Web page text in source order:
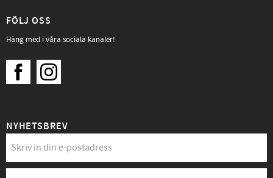
FÖLJ OSS
Häng med i våra sociala kanaler!
NYHETSBREV